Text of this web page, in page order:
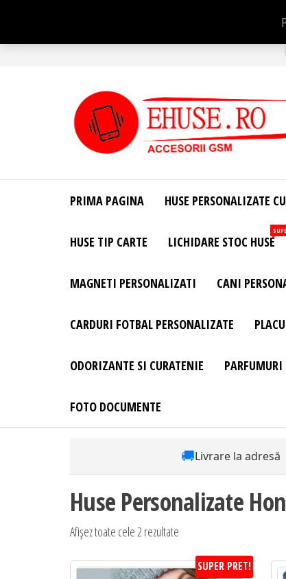
conținut
Site Oficial .
Huse
Personalizate
Huse
Personalizate
Telefon –
– Accesorii
PRIMA PAGINA HUSE PERSONALIZATE
HUSE TIP CARTE LICHIDARE STOC HUSE
MAGNETI PERSONALIZATI CANI
CARDURI FOTBAL PERSONALIZATE
ODORIZANTE SI CURATENIE
FOTO DOCUMENTE
🚚Livrare la adresă
Huse Personalizate
Afișez toate cele 2 rezultate
preț:SUPER PRET!